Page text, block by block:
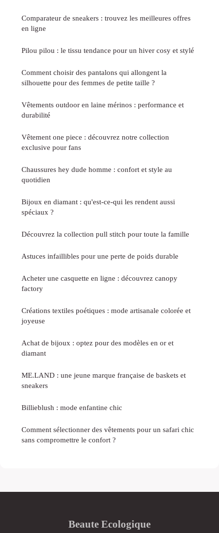
Comparateur de sneakers : trouvez les meilleures offres
en ligne
Pilou pilou : le tissu tendance pour un hiver cosy et stylé
Comment choisir des pantalons qui allongent la
silhouette pour des femmes de petite taille ?
Vêtements outdoor en laine mérinos : performance et
durabilité
Vêtement one piece : découvrez notre collection
exclusive pour fans
Chaussures hey dude homme : confort et style au
quotidien
Bijoux en diamant : qu'est-ce-qui les rendent aussi
spéciaux ?
Découvrez la collection pull stitch pour toute la famille
Astuces infaillibles pour une perte de poids durable
Acheter une casquette en ligne : découvrez canopy
factory
Créations textiles poétiques : mode artisanale colorée et
joyeuse
Achat de bijoux : optez pour des modèles en or et
diamant
ME.LAND : une jeune marque française de baskets et
sneakers
Billieblush : mode enfantine chic
Comment sélectionner des vêtements pour un safari chic
sans compromettre le confort ?
Beaute Ecologique